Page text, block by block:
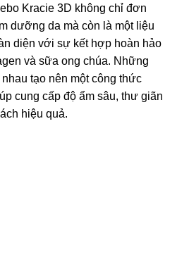
Kracie 3D không chỉ đơn
dưỡng da mà còn là một liệu
diện với sự kết hợp hoàn hảo
và sữa ong chúa. Những
tạo nên một công thức
cung cấp độ ẩm sâu, thư giãn
hiệu quả.